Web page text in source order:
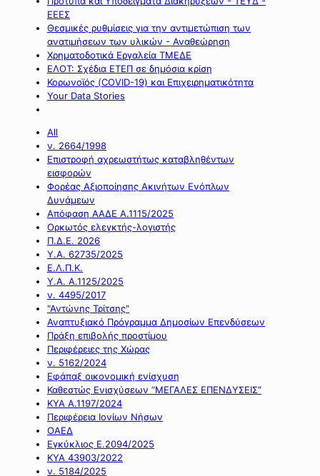
ΕΕΕΣ
Θεσμικές ρυθμίσεις για την αντιμετώπιση των
ανατιμήσεων των υλικών - Αναθεώρηση
Χρηματοδοτικά Εργαλεία ΤΜΕΔΕ
ΕΛΟΤ: Σχέδια ΕΤΕΠ σε δημόσια κρίση
Κορωνοϊός (COVID-19) και Επιχειρηματικότητα
Your Data Stories
All
ν. 2664/1998
Επιστροφή αχρεωστήτως καταβληθέντων
εισφορών
Φορέας Αξιοποίησης Ακινήτων Ενόπλων
Δυνάμεων
Απόφαση ΑΑΔΕ Α.1115/2025
Ορκωτός ελεγκτής-λογιστής
Π.Δ.Ε. 2026
Υ.Α. 62735/2025
Ε.Λ.Π.Κ.
Υ.Α. Α.1125/2025
ν. 4495/2017
"Αντώνης Τρίτσης"
Αναπτυξιακό Πρόγραμμα Δημοσίων Επενδύσεων
Πράξη επιβολής προστίμου
Περιφέρειες της Χώρας
ν. 5162/2024
Εφάπαξ οικονομική ενίσχυση
Καθεστώς Ενισχύσεων “ΜΕΓΑΛΕΣ ΕΠΕΝΔΥΣΕΙΣ”
ΚΥΑ Α.1197/2024
Περιφέρεια Ιονίων Νήσων
ΟΑΕΔ
Εγκύκλιος Ε.2094/2025
ΚΥΑ 43903/2022
ν. 5184/2025